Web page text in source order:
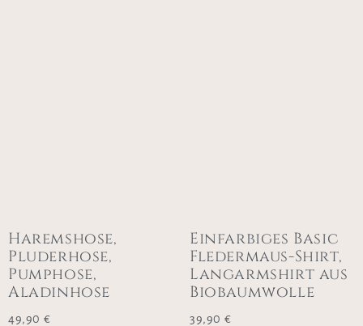
Haremshose,
Pluderhose,
Pumphose,
Aladinhose
49,90 €
Einfarbiges Basic
Fledermaus-Shirt,
Langarmshirt aus
Biobaumwolle
39,90 €